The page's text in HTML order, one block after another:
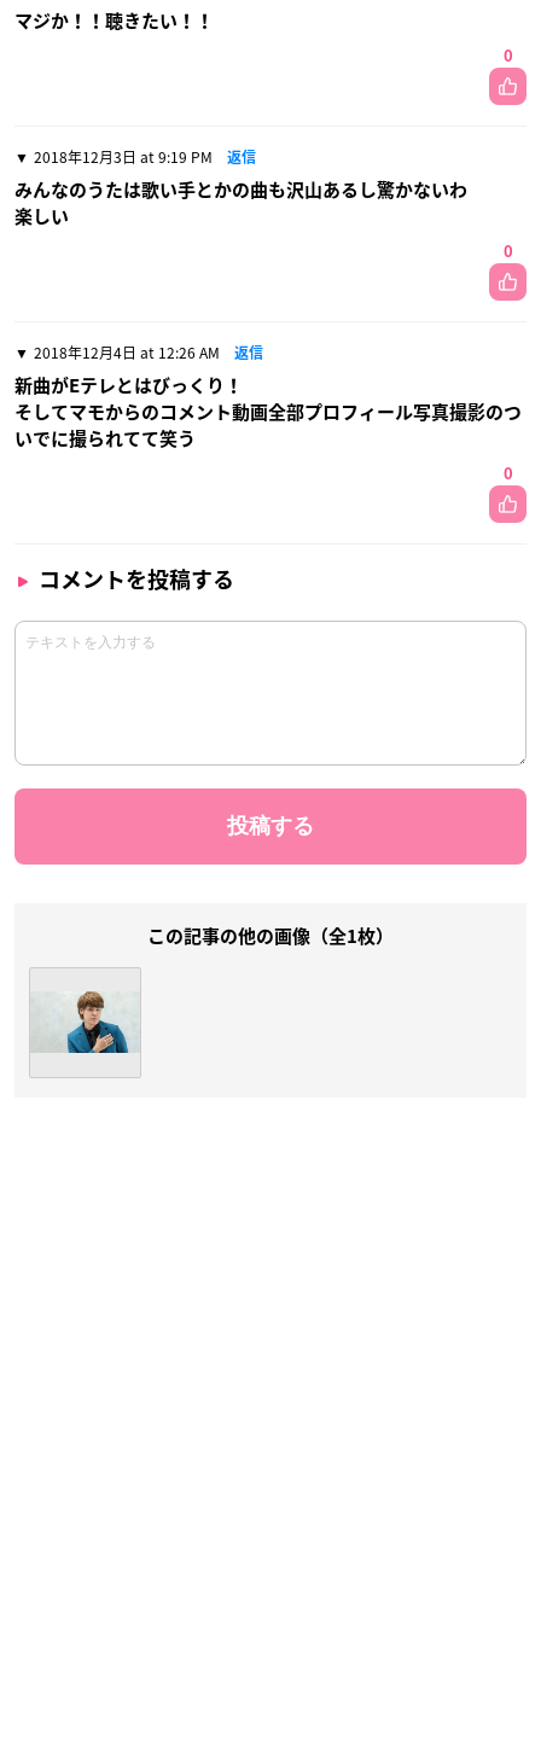
マジか！！聴きたい！！
0
2018年12月3日 at 9:19 PM 返信
みんなのうたは歌い手とかの曲も沢山あるし驚かないわ
楽しい
0
2018年12月4日 at 12:26 AM 返信
新曲がEテレとはびっくり！
そしてマモからのコメント動画全部プロフィール写真撮影のつ
いでに撮られてて笑う
0
コメントを投稿する
この記事の他の画像（全1枚）